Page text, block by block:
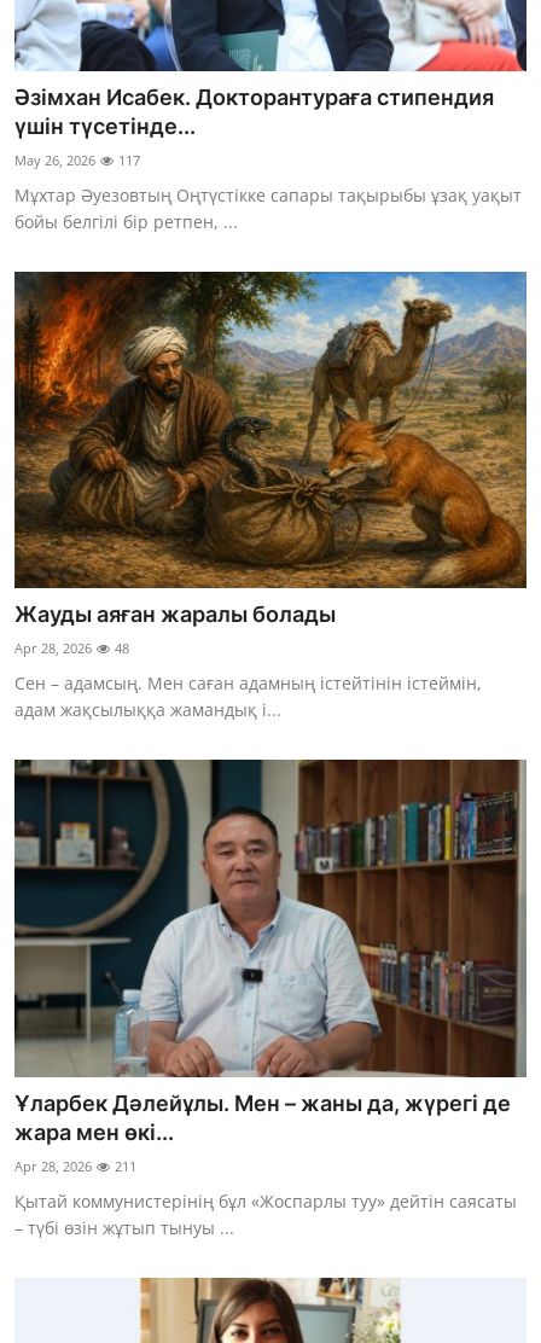
Әзімхан Исабек. Докторантураға стипендия
үшін түсетінде...
May 26, 2026 117
Мұхтар Әуезовтың Оңтүстікке сапары тақырыбы ұзақ уақыт
бойы белгілі бір ретпен, ...
Жауды аяған жаралы болады
Apr 28, 2026 48
Сен – адамсың. Мен саған адамның істейтінін істеймін,
адам жақсылыққа жамандық і...
Ұларбек Дәлейұлы. Мен – жаны да, жүрегі де
жара мен өкі...
Apr 28, 2026 211
Қытай коммунистерінің бұл «Жоспарлы туу» дейтін саясаты
– түбі өзін жұтып тынуы ...